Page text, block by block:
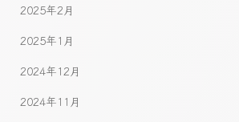
2025年2月
2025年1月
2024年12月
2024年11月